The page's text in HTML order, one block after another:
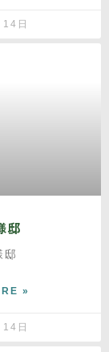
日
邸
邸
»
日